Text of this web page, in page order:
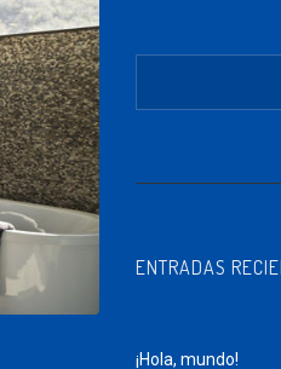
ENTRADAS
¡Hola, mundo!